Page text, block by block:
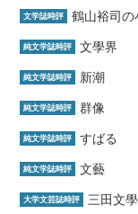
文学誌時評 鶴山裕司
純文学誌時評 文學界
純文学誌時評 新潮
純文学誌時評 群像
純文学誌時評 すばる
純文学誌時評 文藝
大学文芸誌時評 三田文學